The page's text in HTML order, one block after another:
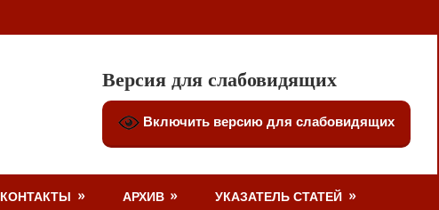
Версия для слабовидящих
Включить версию для слабовидящих
КОНТАКТЫ АРХИВ УКАЗАТЕЛЬ СТАТЕЙ